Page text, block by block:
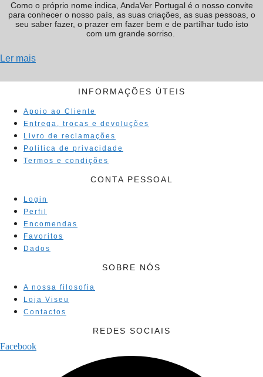
Como o próprio nome indica, AndaVer Portugal é o nosso convite
para conhecer o nosso país, as suas criações, as suas pessoas, o
seu saber fazer, o prazer em fazer bem e de partilhar tudo isto
com um grande sorriso.
Ler mais
INFORMAÇÕES ÚTEIS
Apoio ao Cliente
Entrega, trocas e devoluções
Livro de reclamações
Politica de privacidade
Termos e condições
CONTA PESSOAL
Login
Perfil
Encomendas
Favoritos
Dados
SOBRE NÓS
A nossa filosofia
Loja Viseu
Contactos
REDES SOCIAIS
Facebook